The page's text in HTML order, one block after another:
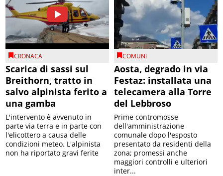
CRONACA
Scarica di sassi sul
Breithorn, tratto in
salvo alpinista ferito a
una gamba
L'intervento è avvenuto in
parte via terra e in parte con
l'elicottero a causa delle
condizioni meteo. L'alpinista
non ha riportato gravi ferite
COMUNI
Aosta, degrado in via
Festaz: installata una
telecamera alla Torre
del Lebbroso
Prime contromosse
dell'amministrazione
comunale dopo l'esposto
presentato da residenti della
zona; promessi anche
maggiori controlli e ulteriori
inter...